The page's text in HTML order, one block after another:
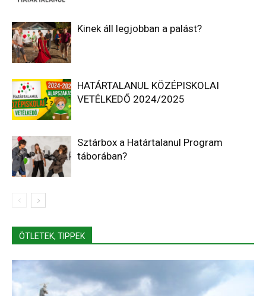
Kinek áll legjobban a palást?
HATÁRTALANUL KÖZÉPISKOLAI
VETÉLKEDŐ 2024/2025
Sztárbox a Határtalanul Program
táborában?
ÖTLETEK, TIPPEK